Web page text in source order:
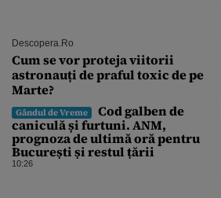
Descopera.ro
Cum se vor proteja viitorii
astronauți de praful toxic de pe
Marte?
Gândul de Vreme
Cod galben de
caniculă și furtuni. ANM,
prognoza de ultimă oră pentru
București și restul țării
10:26